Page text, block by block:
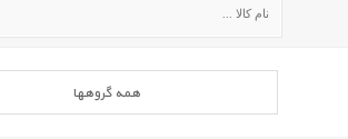
همه گروهها